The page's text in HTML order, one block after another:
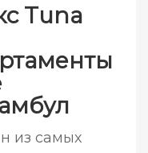
Tuna
из самых